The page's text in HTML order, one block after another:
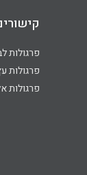
פרגולות
פרגולות
פרגולות